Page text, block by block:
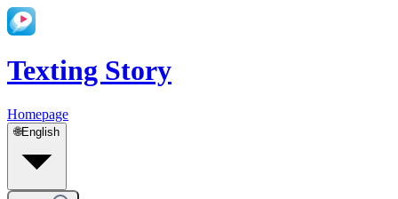
Texting Story
Homepage
🌐English